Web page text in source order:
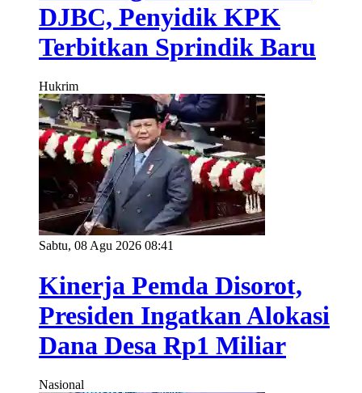
DJBC, Penyidik KPK
Terbitkan Sprindik Baru
Hukrim
Sabtu, 08 Agu 2026 08:41
Kinerja Pemda Disorot,
Presiden Ingatkan Alokasi
Dana Desa Rp1 Miliar
Nasional